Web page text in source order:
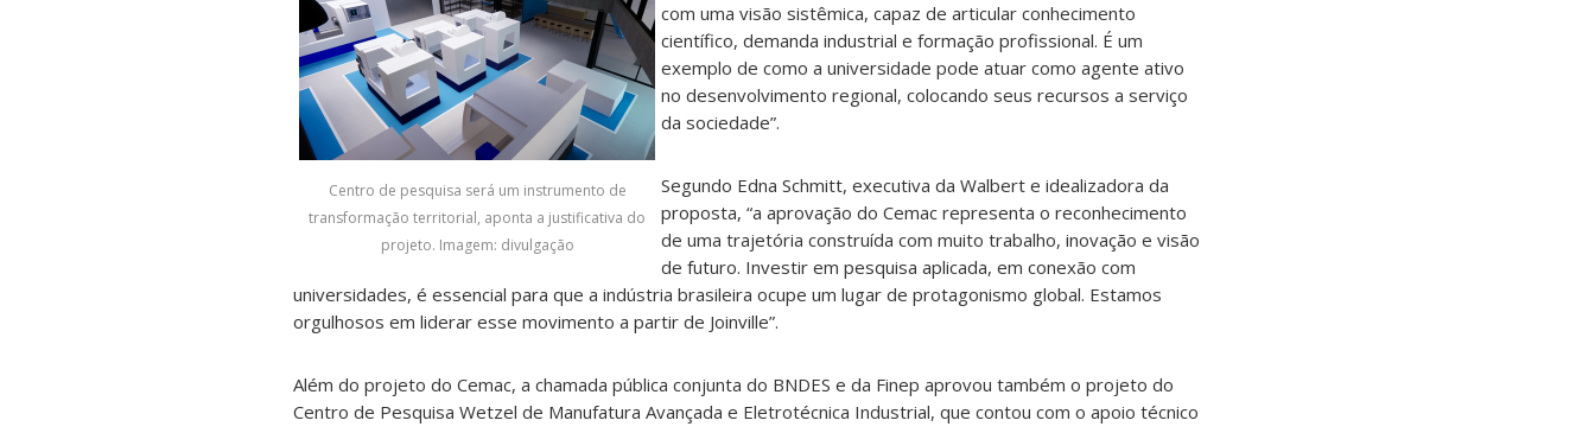
Centro de pesquisa será um instrumento de
transformação territorial, aponta a justificativa do
projeto. Imagem: divulgação
com uma visão sistêmica, capaz de articular conhecimento
científico, demanda industrial e formação profissional. É um
exemplo de como a universidade pode atuar como agente ativo
no desenvolvimento regional, colocando seus recursos a serviço
da sociedade”.
Segundo Edna Schmitt, executiva da Walbert e idealizadora da
proposta, “a aprovação do Cemac representa o reconhecimento
de uma trajetória construída com muito trabalho, inovação e visão
de futuro. Investir em pesquisa aplicada, em conexão com
universidades, é essencial para que a indústria brasileira ocupe um lugar de protagonismo global. Estamos
orgulhosos em liderar esse movimento a partir de Joinville”.
Além do projeto do Cemac, a chamada pública conjunta do BNDES e da Finep aprovou também o projeto do
Centro de Pesquisa Wetzel de Manufatura Avançada e Eletrotécnica Industrial, que contou com o apoio técnico